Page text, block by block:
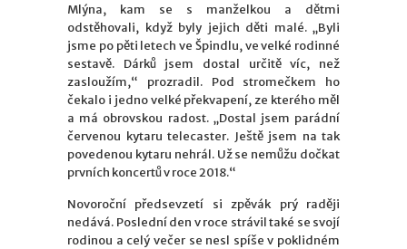
Mlýna, kam se s manželkou a dětmi
odstěhovali, když byly jejich děti malé. „Byli
jsme po pěti letech ve Špindlu, ve velké rodinné
sestavě. Dárků jsem dostal určitě víc, než
zasloužím,“ prozradil. Pod stromečkem ho
čekalo i jedno velké překvapení, ze kterého měl
a má obrovskou radost. „Dostal jsem parádní
červenou kytaru telecaster. Ještě jsem na tak
povedenou kytaru nehrál. Už se nemůžu dočkat
prvních koncertů v roce 2018.“
Novoroční předsevzetí si zpěvák prý raději
nedává. Poslední den v roce strávil také se svojí
rodinou a celý večer se nesl spíše v poklidném